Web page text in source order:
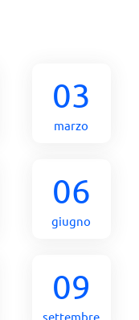
03
marzo
06
giugno
09
settembre